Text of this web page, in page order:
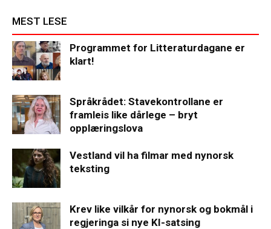
MEST LESE
Programmet for Litteraturdagane er
klart!
Språkrådet: Stavekontrollane er
framleis like dårlege – bryt
opplæringslova
Vestland vil ha filmar med nynorsk
teksting
Krev like vilkår for nynorsk og bokmål i
regjeringa si nye KI-satsing